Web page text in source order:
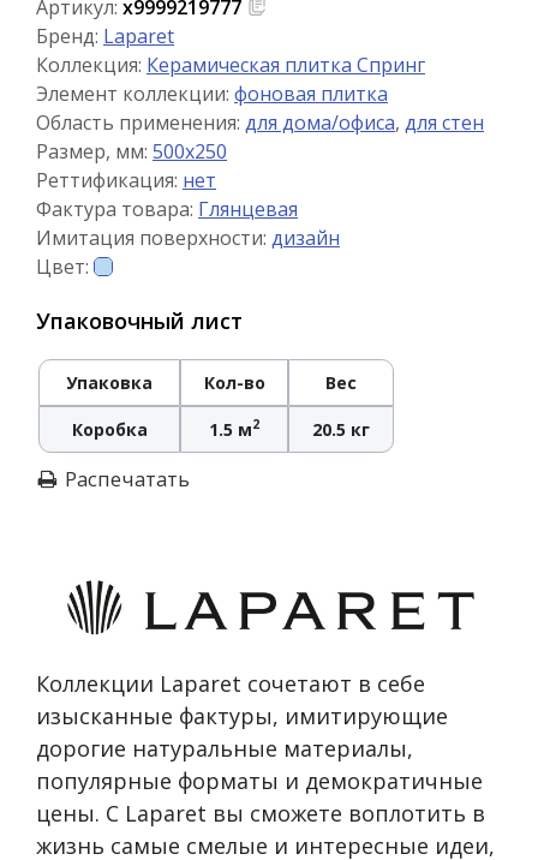
Артикул: х9999219777
Бренд: Laparet
Коллекция: Керамическая плитка Спринг
Элемент коллекции: фоновая плитка
Область применения: для дома/офиса, для стен
Размер, мм: 500x250
Реттификация: нет
Фактура товара: Глянцевая
Имитация поверхности: дизайн
Цвет:
Упаковочный лист
Упаковка Кол-во Вес
Коробка 1.5 м2 20.5 кг
Распечатать
Коллекции Laparet сочетают в себе
изысканные фактуры, имитирующие
дорогие натуральные материалы,
популярные форматы и демократичные
цены. С Laparet вы сможете воплотить в
жизнь самые смелые и интересные идеи,